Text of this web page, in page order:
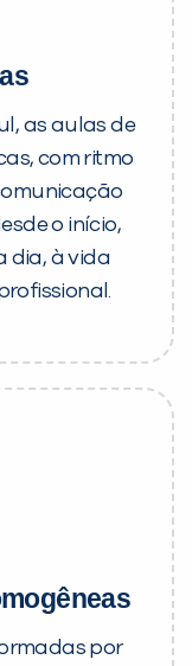
as aulas de
com ritmo
o início,
dia, à vida
por